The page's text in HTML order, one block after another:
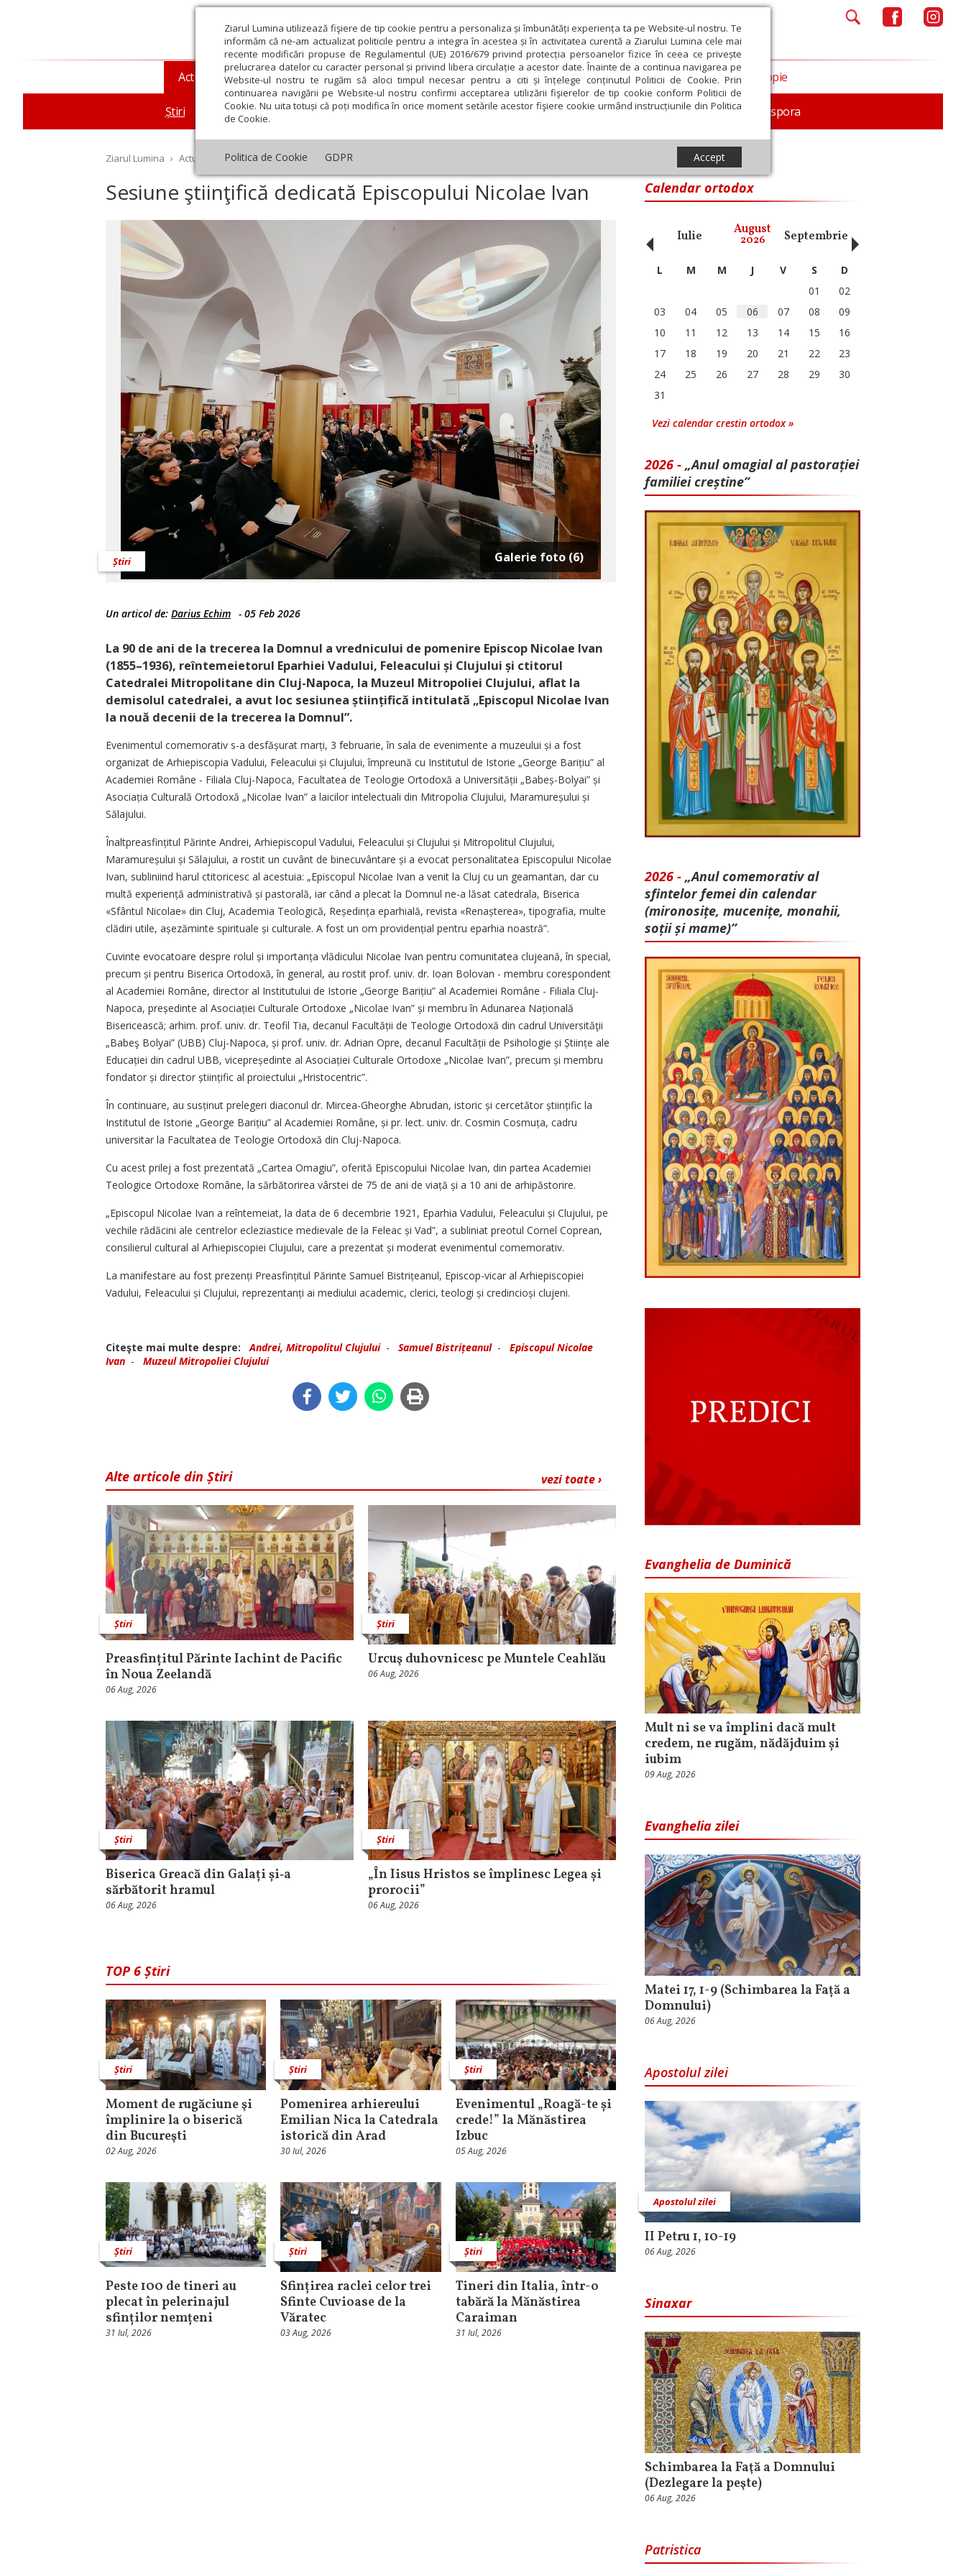
Ziarul Lumina utilizează fişiere de tip cookie pentru a personaliza și îmbunătăți experiența ta pe Website-ul nostru. Te
informăm că ne-am actualizat politicile pentru a integra în acestea și în activitatea curentă a Ziarului Lumina cele mai
recente modificări propuse de Regulamentul (UE) 2016/679 privind protecția persoanelor fizice în ceea ce privește
prelucrarea datelor cu caracter personal și privind libera circulație a acestor date. Înainte de a continua navigarea pe
Website-ul nostru te rugăm să aloci timpul necesar pentru a citi și înțelege conținutul Politicii de Cookie. Prin
continuarea navigării pe Website-ul nostru confirmi acceptarea utilizării fişierelor de tip cookie conform Politicii de
Cookie. Nu uita totuși că poți modifica în orice moment setările acestor fişiere cookie urmând instrucțiunile din Politica
de Cookie.
Politica de Cookie GDPR Accept
Actualitate religioasă
Știri Mesaje și cuvântări An omagial Comunicate de presă Documentar In memoriam Diaspora
Teologie și spiritualitate Educaţie și Cultură Societate Opinii Filantropie
Ziarul Lumina › Actualitate religioasă › Știri › Sesiune ştiinţifică dedicată Episcopului Nicolae Ivan
Sesiune ştiinţifică dedicată Episcopului Nicolae Ivan
Galerie foto (6)
Știri
Un articol de: Darius Echim - 05 Feb 2026
La 90 de ani de la trecerea la Domnul a vrednicului de pomenire Episcop Nicolae Ivan
(1855–1936), reîntemeietorul Eparhiei Vadului, Feleacului și Clujului și ctitorul
Catedralei Mitropolitane din Cluj-Napoca, la Muzeul Mitropoliei Clujului, aflat la
demisolul catedralei, a avut loc sesiunea științifică intitulată „Episcopul Nicolae Ivan
la nouă decenii de la trecerea la Domnul”.
Evenimentul comemorativ s-a desfășurat marți, 3 februarie, în sala de evenimente a muzeului și a fost
organizat de Arhiepiscopia Vadului, Feleacului și Clujului, împreună cu Institutul de Istorie „George Barițiu” al
Academiei Române - Filiala Cluj-Napoca, Facultatea de Teologie Ortodoxă a Universității „Babeș-Bolyai” și
Asociația Culturală Ortodoxă „Nicolae Ivan” a laicilor intelectuali din Mitropolia Clujului, Maramu­reșului și
Sălajului.
Înaltpreasfințitul Părinte Andrei, Arhiepiscopul Vadului, Feleacului și Clujului și Mitropolitul Clujului,
Maramureșului și Sălajului, a rostit un cuvânt de binecuvântare și a evocat personalitatea Episcopului Nicolae
Ivan, subliniind harul ctitoricesc al acestuia: „Episcopul Nicolae Ivan a venit la Cluj cu un geamantan, dar cu
multă experiență administrativă și pastorală, iar când a plecat la Domnul ne-a lăsat catedrala, Biserica
«Sfântul Nicolae» din Cluj, Academia Teologică, Reședința eparhială, revista «Re­naș­terea», tipografia, multe
clădiri utile, așe­zăminte spirituale și culturale. A fost un om providențial pentru eparhia noastră”.
Cuvinte evocatoare despre rolul și importanța vlădicului Nicolae Ivan pentru comunitatea clujeană, în special,
precum și pentru Biserica Ortodoxă, în general, au rostit prof. univ. dr. Ioan Bolovan - membru corespondent
al Academiei Române, director al Institutului de Istorie „George Barițiu” al Academiei Române - Filiala Cluj-
Napoca, preșe­din­te al Asociației Culturale Ortodoxe „Nicolae Ivan” și membru în Adunarea Națională
Bisericească; arhim. prof. univ. dr. Teofil Tia, decanul Facultății de Teologie Ortodoxă din cadrul Universităţii
„Babeş Bolyai” (UBB) Cluj-Napoca, și prof. univ. dr. Adrian Opre, decanul Facultății de Psihologie și Științe ale
Educației din cadrul UBB, vicepreședinte al Asociației Culturale Ortodoxe „Nicolae Ivan”, precum și membru
fondator și director științific al proiectului „Hristocentric”.
În continuare, au susținut prelegeri diaconul dr. Mircea-Gheorghe Abrudan, istoric și cercetător știin­țific la
Institutul de Istorie „George Barițiu” al Academiei Române, și pr. lect. univ. dr. Cosmin Cos­muța, cadru
universitar la Facultatea de Teologie Ortodoxă din Cluj-Napoca.
Cu acest prilej a fost prezentată „Cartea Omagiu”, oferită Episcopului Nicolae Ivan, din partea Academiei
Teologice Ortodoxe Române, la sărbătorirea vârstei de 75 de ani de viață și a 10 ani de arhipăstorire.
„Episcopul Nicolae Ivan a reîntemeiat, la data de 6 decembrie 1921, Eparhia Vadului, Feleacului și Clujului, pe
vechile rădăcini ale centrelor ecleziastice medievale de la Feleac și Vad”, a subliniat preotul Cornel Coprean,
consilierul cultural al Arhiepiscopiei Clujului, care a prezentat și moderat evenimentul comemorativ.
La manifestare au fost prezenți Preasfințitul Părinte Samuel Bis­trițeanul, Episcop-vicar al Arhi­episcopiei
Vadului, Feleacului și Clujului, reprezentanți ai mediului academic, clerici, teologi și credin­cioși clujeni.
Citeşte mai multe despre: Andrei, Mitropolitul Clujului- Samuel Bistrițeanul- Episcopul Nicolae
Ivan - Muzeul Mitropoliei Clujului
vezi toate ›
Alte articole din Știri
Știri
Preasfințitul Părinte Iachint de Pacific
în Noua Zeelandă
06 Aug, 2026
Știri
Urcuş duhovnicesc pe Muntele Ceahlău
06 Aug, 2026
Știri
Biserica Greacă din Galați și‑a
sărbătorit hramul
06 Aug, 2026
Știri
„În Iisus Hristos se împlinesc Legea și
prorocii”
06 Aug, 2026
TOP 6 Știri
Știri
Moment de rugăciune şi
împlinire la o biserică
din Bucureşti
02 Aug, 2026
Știri
Pomenirea arhiereului
Emilian Nica la Catedrala
istorică din Arad
30 Iul, 2026
Știri
Evenimentul „Roagă-te și
crede!” la Mănăstirea
Izbuc
05 Aug, 2026
Știri
Peste 100 de tineri au
plecat în pelerinajul
sfinților nemțeni
31 Iul, 2026
Știri
Sfințirea raclei celor trei
Sfinte Cuvioase de la
Văratec
03 Aug, 2026
Știri
Tineri din Italia, într-o
tabără la Mănăstirea
Caraiman
31 Iul, 2026
Calendar ortodox
Octombrie Noiembrie Decembrie Februarie Iulie August
2026 Septembrie Octombrie
‹ L M M J V S
D
01
02
03
04 05 06 07 08
09
10
11 12 13 14 15
16
17
18 19 20 21 22
23
24
25 26 27 28 29
30
31
Vezi calendar crestin ortodox »
2026 - „Anul omagial al pastorației
familiei creștine”
2026 - „Anul comemorativ al
sfintelor femei din calendar
(mironosițe, mu­cenițe, monahii,
soții și mame)”
Evanghelia de Duminică
Mult ni se va împlini dacă mult
credem, ne rugăm, nădăjduim și
iubim
09 Aug, 2026
Evanghelia zilei
Matei 17, 1-9 (Schimbarea la Față a
Domnului)
06 Aug, 2026
Apostolul zilei
Apostolul zilei
II Petru 1, 10-19
06 Aug, 2026
Sinaxar
Schimbarea la Faţă a Domnului
(Dezlegare la peşte)
06 Aug, 2026
Patristica